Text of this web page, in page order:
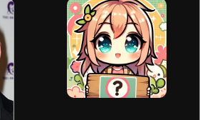
Koichi Makoto